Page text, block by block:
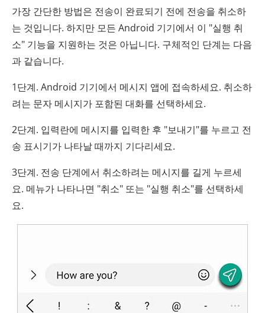
가장 간단한 방법은 전송이 완료되기 전에 전송을 취소하
는 것입니다. 하지만 모든 Android 기기에서 이 "실행 취
소" 기능을 지원하는 것은 아닙니다. 구체적인 단계는 다음
과 같습니다.
1단계. Android 기기에서 메시지 앱에 접속하세요. 취소하
려는 문자 메시지가 포함된 대화를 선택하세요.
2단계. 입력란에 메시지를 입력한 후 "보내기"를 누르고 전
송 표시기가 나타날 때까지 기다리세요.
3단계. 전송 단계에서 취소하려는 메시지를 길게 누르세
요. 메뉴가 나타나면 "취소" 또는 "실행 취소"를 선택하세
요.